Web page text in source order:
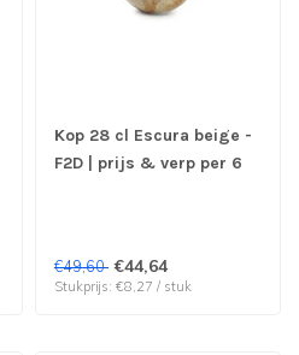
Kop 28 cl Escura beige -
F2D | prijs & verp per 6
€49,60 €44,64
Stukprijs: €8,27 / stuk